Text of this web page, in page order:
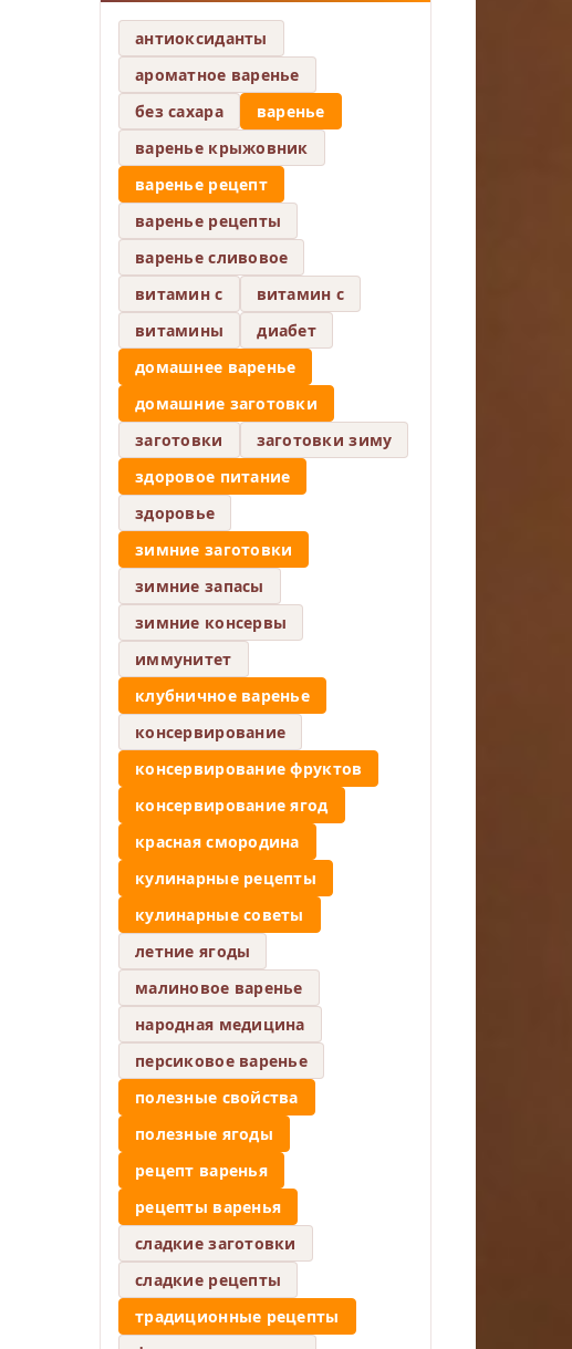
антиоксиданты
ароматное варенье
без сахара
варенье
варенье крыжовник
варенье рецепт
варенье рецепты
варенье сливовое
витамин c
витамин с
витамины
диабет
домашнее варенье
домашние заготовки
заготовки
заготовки зиму
здоровое питание
здоровье
зимние заготовки
зимние запасы
зимние консервы
иммунитет
клубничное варенье
консервирование
консервирование фруктов
консервирование ягод
красная смородина
кулинарные рецепты
кулинарные советы
летние ягоды
малиновое варенье
народная медицина
персиковое варенье
полезные свойства
полезные ягоды
рецепт варенья
рецепты варенья
сладкие заготовки
сладкие рецепты
традиционные рецепты